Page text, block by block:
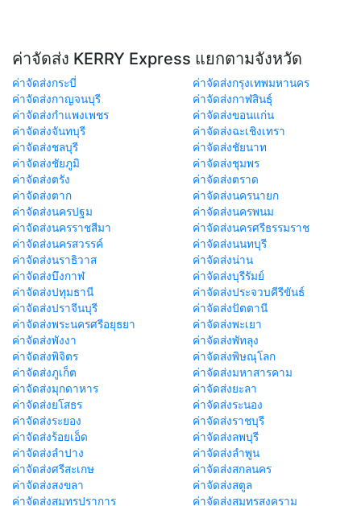
ค่าจัดส่ง KERRY Express แยกตามจังหวัด
ค่าจัดส่งกระบี่
ค่าจัดส่งกรุงเทพมหานคร
ค่าจัดส่งกาญจนบุรี
ค่าจัดส่งกาฬสินธุ์
ค่าจัดส่งกำแพงเพชร
ค่าจัดส่งขอนแก่น
ค่าจัดส่งจันทบุรี
ค่าจัดส่งฉะเชิงเทรา
ค่าจัดส่งชลบุรี
ค่าจัดส่งชัยนาท
ค่าจัดส่งชัยภูมิ
ค่าจัดส่งชุมพร
ค่าจัดส่งตรัง
ค่าจัดส่งตราด
ค่าจัดส่งตาก
ค่าจัดส่งนครนายก
ค่าจัดส่งนครปฐม
ค่าจัดส่งนครพนม
ค่าจัดส่งนครราชสีมา
ค่าจัดส่งนครศรีธรรมราช
ค่าจัดส่งนครสวรรค์
ค่าจัดส่งนนทบุรี
ค่าจัดส่งนราธิวาส
ค่าจัดส่งน่าน
ค่าจัดส่งบึงกาฬ
ค่าจัดส่งบุรีรัมย์
ค่าจัดส่งปทุมธานี
ค่าจัดส่งประจวบคีรีขันธ์
ค่าจัดส่งปราจีนบุรี
ค่าจัดส่งปัตตานี
ค่าจัดส่งพระนครศรีอยุธยา
ค่าจัดส่งพะเยา
ค่าจัดส่งพังงา
ค่าจัดส่งพัทลุง
ค่าจัดส่งพิจิตร
ค่าจัดส่งพิษณุโลก
ค่าจัดส่งภูเก็ต
ค่าจัดส่งมหาสารคาม
ค่าจัดส่งมุกดาหาร
ค่าจัดส่งยะลา
ค่าจัดส่งยโสธร
ค่าจัดส่งระนอง
ค่าจัดส่งระยอง
ค่าจัดส่งราชบุรี
ค่าจัดส่งร้อยเอ็ด
ค่าจัดส่งลพบุรี
ค่าจัดส่งลำปาง
ค่าจัดส่งลำพูน
ค่าจัดส่งศรีสะเกษ
ค่าจัดส่งสกลนคร
ค่าจัดส่งสงขลา
ค่าจัดส่งสตูล
ค่าจัดส่งสมุทรปราการ
ค่าจัดส่งสมุทรสงคราม